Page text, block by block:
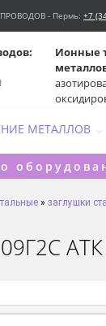
- Пермь: +7
Ионные
МЕТАЛЛОВ
» заглушки